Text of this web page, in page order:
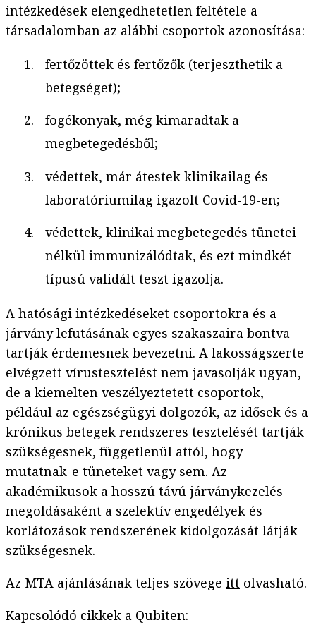
intézkedések elengedhetetlen feltétele a
társadalomban az alábbi csoportok azonosítása:
fertőzöttek és fertőzők (terjeszthetik a
betegséget);
fogékonyak, még kimaradtak a
megbetegedésből;
védettek, már átestek klinikailag és
laboratóriumilag igazolt Covid-19-en;
védettek, klinikai megbetegedés tünetei
nélkül immunizálódtak, és ezt mindkét
típusú validált teszt igazolja.
A hatósági intézkedéseket csoportokra és a
járvány lefutásának egyes szakaszaira bontva
tartják érdemesnek bevezetni. A lakosságszerte
elvégzett vírustesztelést nem javasolják ugyan,
de a kiemelten veszélyeztetett csoportok,
például az egészségügyi dolgozók, az idősek és a
krónikus betegek rendszeres tesztelését tartják
szükségesnek, függetlenül attól, hogy
mutatnak-e tüneteket vagy sem. Az
akadémikusok a hosszú távú járványkezelés
megoldásaként a szelektív engedélyek és
korlátozások rendszerének kidolgozását látják
szükségesnek.
Az MTA ajánlásának teljes szövege itt olvasható.
Kapcsolódó cikkek a Qubiten: